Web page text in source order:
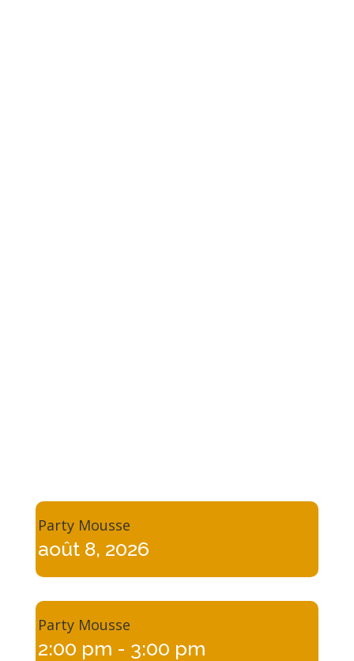
Party Mousse
août 8, 2026
Party Mousse
2:00 pm - 3:00 pm